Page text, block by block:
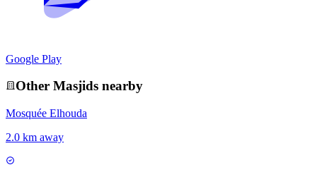
Google Play
Other Masjids nearby
Mosquée Elhouda
2.0 km away